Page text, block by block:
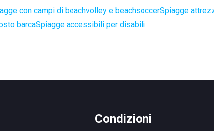
con campi di beachvolley e beachsoccerSpiagge
barcaSpiagge accessibili per disabili
Condizioni